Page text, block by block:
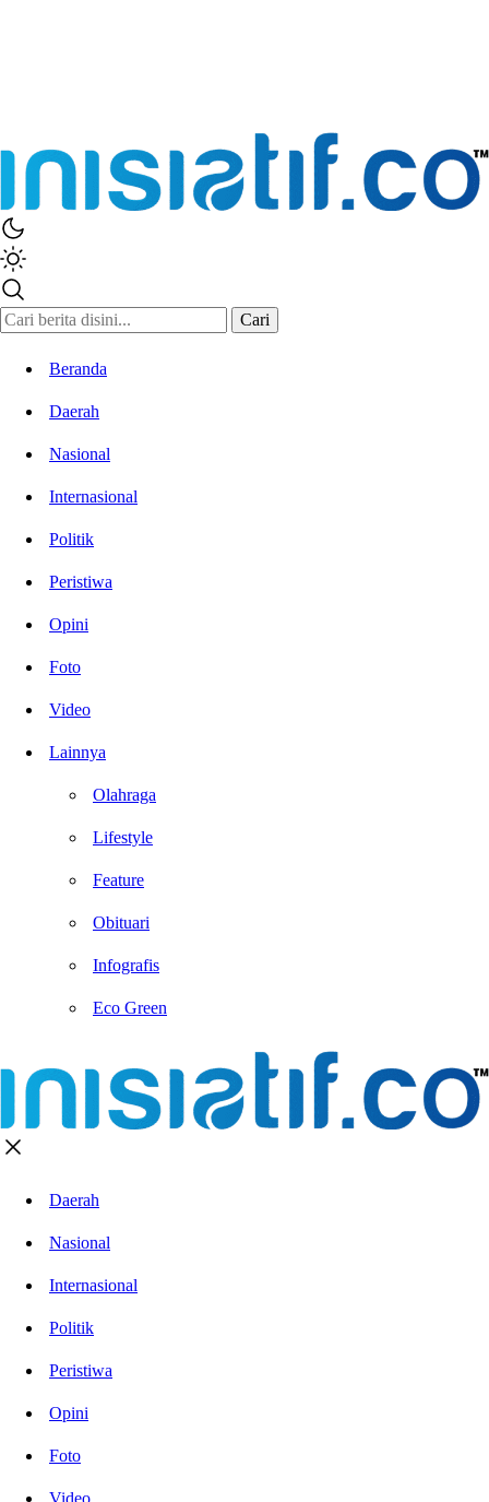
Cari
Beranda
Daerah
Nasional
Internasional
Politik
Peristiwa
Opini
Foto
Video
Lainnya
Olahraga
Lifestyle
Feature
Obituari
Infografis
Eco Green
Daerah
Nasional
Internasional
Politik
Peristiwa
Opini
Foto
Video